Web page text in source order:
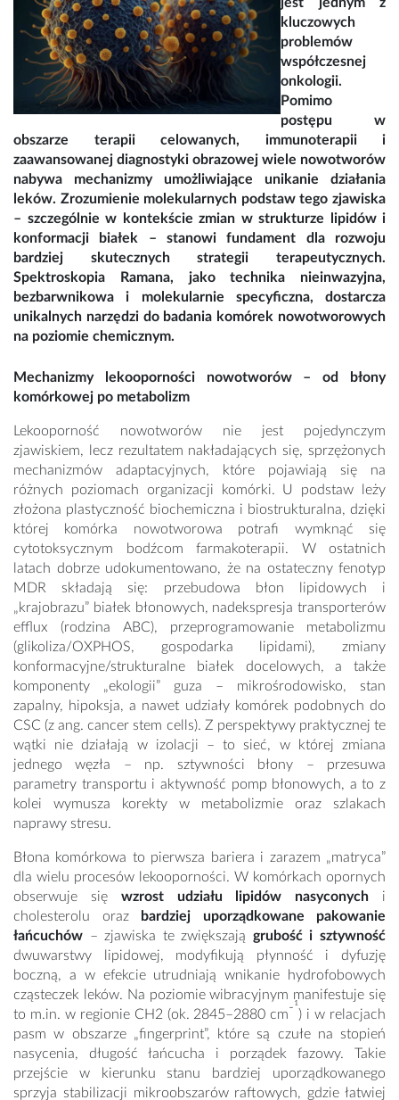
kluczowych
problemów
współczesnej
onkologii.
Pomimo
postępu w
obszarze terapii celowanych, immunoterapii i
zaawansowanej diagnostyki obrazowej wiele nowotworów
nabywa mechanizmy umożliwiające unikanie działania
leków. Zrozumienie molekularnych podstaw tego zjawiska
– szczególnie w kontekście zmian w strukturze lipidów i
konformacji białek – stanowi fundament dla rozwoju
bardziej skutecznych strategii terapeutycznych.
Spektroskopia Ramana, jako technika nieinwazyjna,
bezbarwnikowa i molekularnie specyficzna, dostarcza
unikalnych narzędzi do badania komórek nowotworowych
na poziomie chemicznym.
Mechanizmy lekooporności nowotworów – od błony
komórkowej po metabolizm
Lekooporność nowotworów nie jest pojedynczym
zjawiskiem, lecz rezultatem nakładających się, sprzężonych
mechanizmów adaptacyjnych, które pojawiają się na
różnych poziomach organizacji komórki. U podstaw leży
złożona plastyczność biochemiczna i biostrukturalna, dzięki
której komórka nowotworowa potrafi wymknąć się
cytotoksycznym bodźcom farmakoterapii. W ostatnich
latach dobrze udokumentowano, że na ostateczny fenotyp
MDR składają się: przebudowa błon lipidowych i
„krajobrazu” białek błonowych, nadekspresja transporterów
efflux (rodzina ABC), przeprogramowanie metabolizmu
(glikoliza/OXPHOS, gospodarka lipidami), zmiany
konformacyjne/strukturalne białek docelowych, a także
komponenty „ekologii” guza – mikrośrodowisko, stan
zapalny, hipoksja, a nawet udziały komórek podobnych do
CSC (z ang. cancer stem cells). Z perspektywy praktycznej te
wątki nie działają w izolacji – to sieć, w której zmiana
jednego węzła – np. sztywności błony – przesuwa
parametry transportu i aktywność pomp błonowych, a to z
kolei wymusza korekty w metabolizmie oraz szlakach
naprawy stresu.
Błona komórkowa to pierwsza bariera i zarazem „matryca”
dla wielu procesów lekooporności. W komórkach opornych
obserwuje się wzrost udziału lipidów nasyconych i
cholesterolu oraz
bardziej uporządkowane pakowanie
łańcuchów – zjawiska te zwiększają grubość i sztywność
dwuwarstwy lipidowej, modyfikują płynność i dyfuzję
boczną, a w efekcie utrudniają wnikanie hydrofobowych
cząsteczek leków. Na poziomie wibracyjnym manifestuje się
to m.in. w regionie CH2 (ok. 2845–2880 cm-¹) i w relacjach
pasm w obszarze „fingerprint”, które są czułe na stopień
nasycenia, długość łańcucha i porządek fazowy. Takie
przejście w kierunku stanu bardziej uporządkowanego
sprzyja stabilizacji mikroobszarów raftowych, gdzie łatwiej